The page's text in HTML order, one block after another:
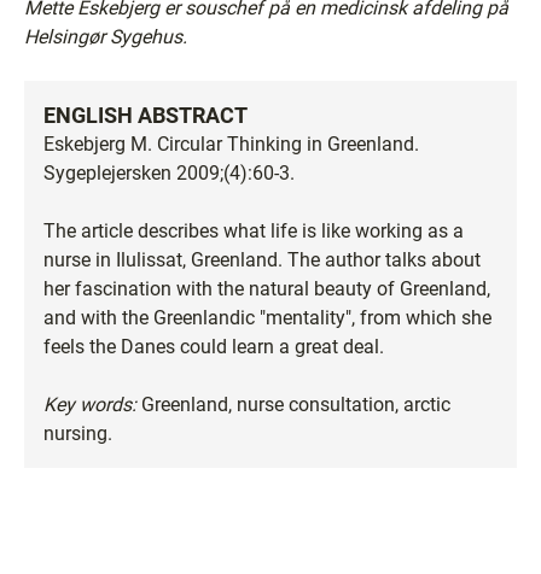
Mette Eskebjerg er souschef på en medicinsk afdeling på
Helsingør Sygehus.
ENGLISH ABSTRACT
Eskebjerg M. Circular Thinking in Greenland.
Sygeplejersken 2009;(4):60-3.
The article describes what life is like working as a
nurse in Ilulissat, Greenland. The author talks about
her fascination with the natural beauty of Greenland,
and with the Greenlandic "mentality", from which she
feels the Danes could learn a great deal.
Key words:Greenland, nurse consultation, arctic
nursing.